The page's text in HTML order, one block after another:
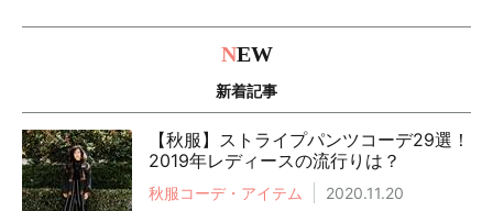
NEW
新着記事
【秋服】ストライプパンツコーデ29選！
2019年レディースの流行りは？
秋服コーデ・アイテム 2020.11.20